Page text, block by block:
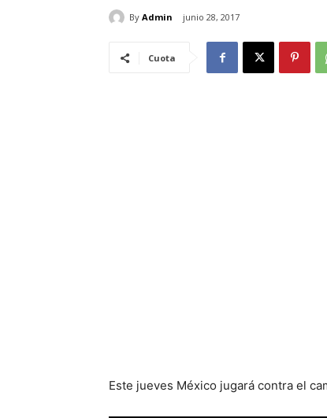
By Admin junio 28, 2017
Cuota
Este jueves México jugará contra el